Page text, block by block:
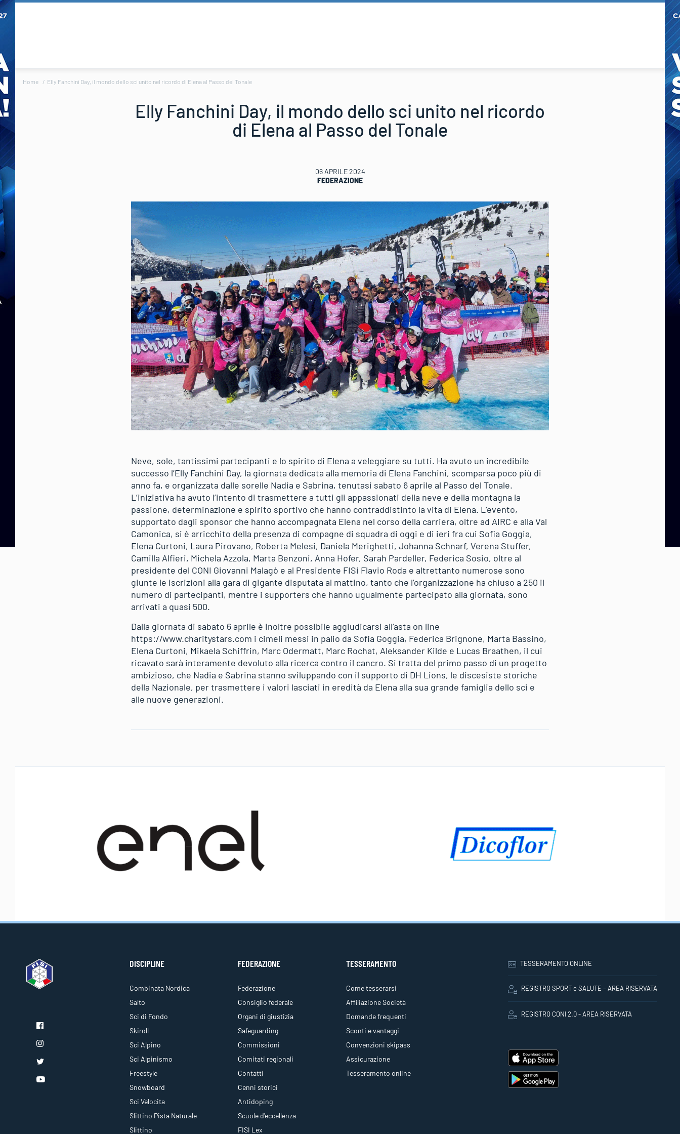
Home Elly Fanchini Day, il mondo dello sci unito nel ricordo di Elena al Passo del Tonale
Elly Fanchini Day, il mondo dello sci unito nel ricordo
di Elena al Passo del Tonale
06 APRILE 2024
FEDERAZIONE
Neve, sole, tantissimi partecipanti e lo spirito di Elena a veleggiare su tutti. Ha avuto un incredibile
successo l’Elly Fanchini Day, la giornata dedicata alla memoria di Elena Fanchini, scomparsa poco più di
anno fa, e organizzata dalle sorelle Nadia e Sabrina, tenutasi sabato 6 aprile al Passo del Tonale.
L’iniziativa ha avuto l’intento di trasmettere a tutti gli appassionati della neve e della montagna la
passione, determinazione e spirito sportivo che hanno contraddistinto la vita di Elena. L’evento,
supportato dagli sponsor che hanno accompagnata Elena nel corso della carriera, oltre ad AIRC e alla Val
Camonica, si è arricchito della presenza di compagne di squadra di oggi e di ieri fra cui Sofia Goggia,
Elena Curtoni, Laura Pirovano, Roberta Melesi, Daniela Merighetti, Johanna Schnarf, Verena Stuffer,
Camilla Alfieri, Michela Azzola, Marta Benzoni, Anna Hofer, Sarah Pardeller, Federica Sosio, oltre al
presidente del CONI Giovanni Malagò e al Presidente FISi Flavio Roda e altrettanto numerose sono
giunte le iscrizioni alla gara di gigante disputata al mattino, tanto che l’organizzazione ha chiuso a 250 il
numero di partecipanti, mentre i supporters che hanno ugualmente partecipato alla giornata, sono
arrivati a quasi 500.
Dalla giornata di sabato 6 aprile è inoltre possibile aggiudicarsi all’asta on line
https://www.charitystars.com i cimeli messi in palio da Sofia Goggia, Federica Brignone, Marta Bassino,
Elena Curtoni, Mikaela Schiffrin, Marc Odermatt, Marc Rochat, Aleksander Kilde e Lucas Braathen, il cui
ricavato sarà interamente devoluto alla ricerca contro il cancro. Si tratta del primo passo di un progetto
ambizioso, che Nadia e Sabrina stanno sviluppando con il supporto di DH Lions, le discesiste storiche
della Nazionale, per trasmettere i valori lasciati in eredità da Elena alla sua grande famiglia dello sci e
alle nuove generazioni.
DISCIPLINE
Combinata Nordica
Salto
Sci di Fondo
Skiroll
Sci Alpino
Sci Alpinismo
Freestyle
Snowboard
Sci Velocita
Slittino Pista Naturale
Slittino
FEDERAZIONE
Federazione
Consiglio federale
Organi di giustizia
Safeguarding
Commissioni
Comitati regionali
Contatti
Cenni storici
Antidoping
Scuole d'eccellenza
FISI Lex
TESSERAMENTO
Come tesserarsi
Affiliazione Società
Domande frequenti
Sconti e vantaggi
Convenzioni skipass
Assicurazione
Tesseramento online
TESSERAMENTO ONLINE
REGISTRO SPORT e SALUTE – AREA RISERVATA
REGISTRO CONI 2.0 - AREA RISERVATA